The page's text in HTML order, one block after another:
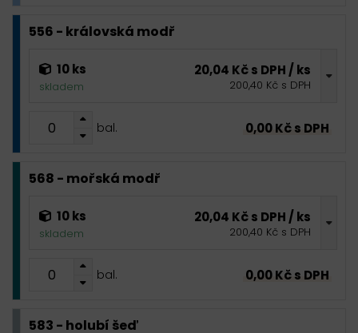
556 - královská modř
10 ks
skladem
20,04 Kč s DPH / ks
200,40 Kč s DPH
bal. 0,00 Kč s DPH
568 - mořská modř
10 ks
skladem
20,04 Kč s DPH / ks
200,40 Kč s DPH
bal. 0,00 Kč s DPH
583 - holubí šeď